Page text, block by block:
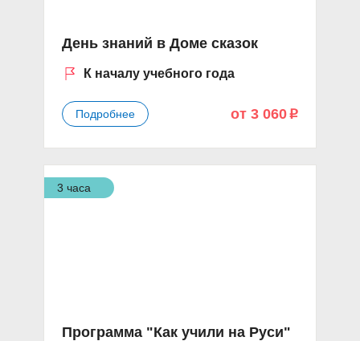
День знаний в Доме сказок
К началу учебного года
Подробнее от 3 060 p
3 часа
Программа "Как учили на Руси"